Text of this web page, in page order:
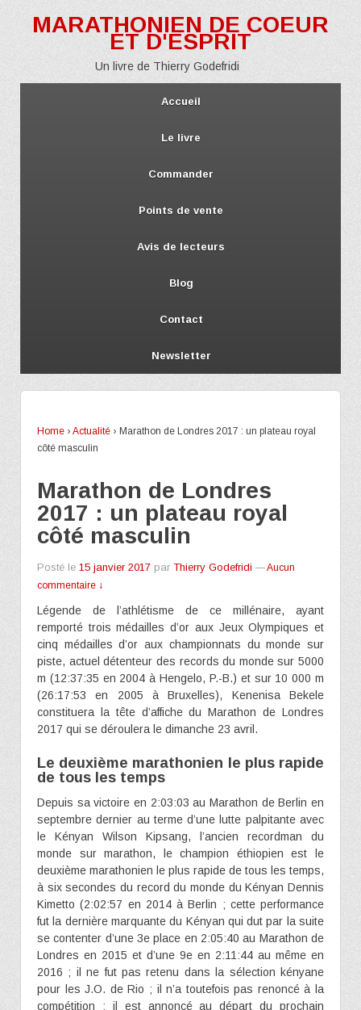
MARATHONIEN DE COEUR
ET D'ESPRIT
Un livre de Thierry Godefridi
Accueil
Le livre
Commander
Points de vente
Avis de lecteurs
Blog
Contact
Newsletter
Home › Actualité › Marathon de Londres 2017 : un plateau royal
côté masculin
Marathon de Londres
2017 : un plateau royal
côté masculin
Posté le 15 janvier 2017 par Thierry Godefridi —Aucun
commentaire ↓
Légende de l’athlétisme de ce millénaire, ayant
remporté trois médailles d’or aux Jeux Olympiques et
cinq médailles d’or aux championnats du monde sur
piste, actuel détenteur des records du monde sur 5000
m (12:37:35 en 2004 à Hengelo, P.-B.) et sur 10 000 m
(26:17:53 en 2005 à Bruxelles), Kenenisa Bekele
constituera la tête d’affiche du Marathon de Londres
2017 qui se déroulera le dimanche 23 avril.
Le deuxième marathonien le plus rapide
de tous les temps
Depuis sa victoire en 2:03:03 au Marathon de Berlin en
septembre dernier au terme d’une lutte palpitante avec
le Kényan Wilson Kipsang, l’ancien recordman du
monde sur marathon, le champion éthiopien est le
deuxième marathonien le plus rapide de tous les temps,
à six secondes du record du monde du Kényan Dennis
Kimetto (2:02:57 en 2014 à Berlin ; cette performance
fut la dernière marquante du Kényan qui dut par la suite
se contenter d’une 3e place en 2:05:40 au Marathon de
Londres en 2015 et d’une 9e en 2:11:44 au même en
2016 ; il ne fut pas retenu dans la sélection kényane
pour les J.O. de Rio ; il n’a toutefois pas renoncé à la
compétition : il est annoncé au départ du prochain